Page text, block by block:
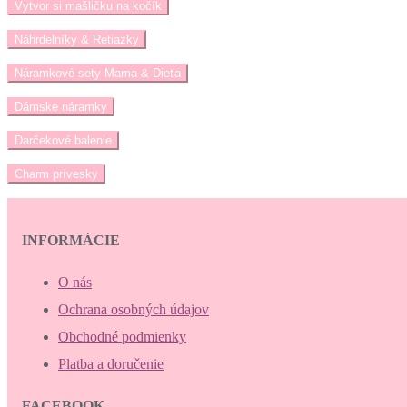
článku
Vytvor si mašličku na kočík
Náhrdelníky & Retiazky
Náramkové sety Mama & Dieťa
Dámske náramky
Darčekové balenie
Charm prívesky
INFORMÁCIE
O nás
Ochrana osobných údajov
Obchodné podmienky
Platba a doručenie